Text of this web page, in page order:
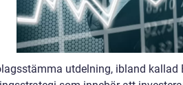
utdelning, ibland kallad